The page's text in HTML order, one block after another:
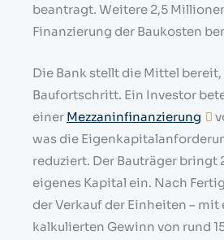
beantragt. Weitere 2,5
Finanzierung der Baukosten
Die Bank stellt die Mittel
Baufortschritt. Ein Investor
einer Mezzaninfinanzierung
was die
reduziert. Der Bauträger
eigenes Kapital ein. Nach
der Verkauf der Einheiten – mit
kalkulierten Gewinn von rund